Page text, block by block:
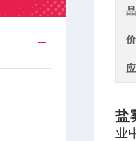
盐
业